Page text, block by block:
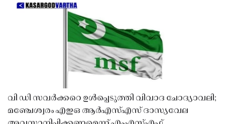
വി ഡി സവർക്കറെ ഉൾപ്പെടുത്തി വിവാദ ചോദ്യാവലി;
മഞ്ചേശ്വരം എഇഒ ആർഎസ്എസ് ദാസ്യവേല